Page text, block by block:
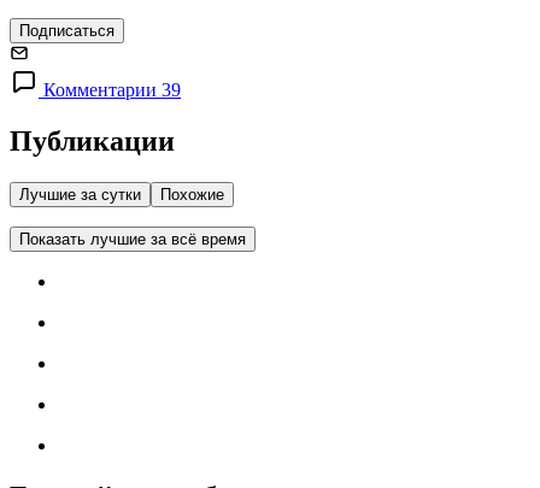
Подписаться
Комментарии 39
Публикации
Лучшие за сутки Похожие
Показать лучшие за всё время